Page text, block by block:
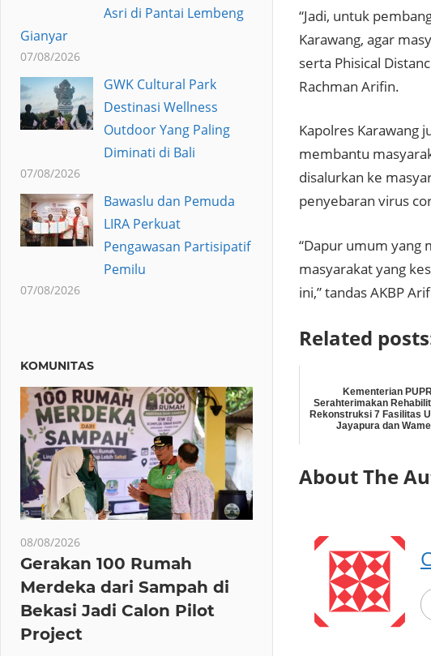
“Jadi, untuk
Karawang, agar
serta Phisical
Rachman Arifin.
Kapolres Karawang
membantu
disalurkan ke
penyebaran virus
“Dapur umum yang
masyarakat yang
ini,” tandas AKBP
Related
Kementerian
Serahterimakan
Rekonstruksi 7 Fasilitas
Jayapura dan
About The
Asri di Pantai Lembeng
Gianyar
07/08/2026
GWK Cultural Park
Destinasi Wellness
Outdoor Yang Paling
Diminati di Bali
07/08/2026
Bawaslu dan Pemuda
LIRA Perkuat
Pengawasan Partisipatif
Pemilu
07/08/2026
KOMUNITAS
08/08/2026
Gerakan 100 Rumah
Merdeka dari Sampah di
Bekasi Jadi Calon Pilot
Project